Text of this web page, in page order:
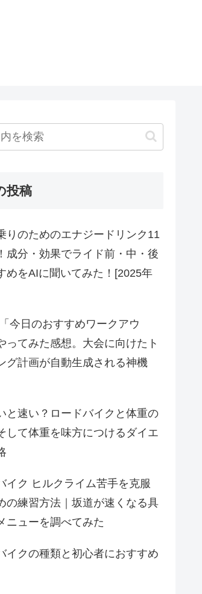
投稿
りのためのエナジードリンク11
成分・効果でライド前・中・後
めをAIに聞いてみた！[2025年
今日のおすすめワークアウ
ってみた感想。大会に向けたト
グ計画が自動生成される神機
と速い？ロードバイクと体重の
して体重を味方につけるダイエ
イク ヒルクライム苦手を克服
の練習方法｜坂道が速くなる具
ニューを調べてみた
イクの種類と初心者におすすめ